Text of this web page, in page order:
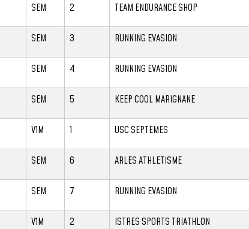
SEM 2 TEAM ENDURANCE SHOP
SEM 3 RUNNING EVASION
SEM 4 RUNNING EVASION
SEM 5 KEEP COOL MARIGNANE
V1M 1 USC SEPTEMES
SEM 6 ARLES ATHLETISME
SEM 7 RUNNING EVASION
V1M 2 ISTRES SPORTS TRIATHLON